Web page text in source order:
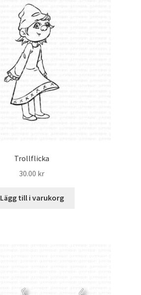
Trollflicka
30.00 kr
Lägg till i varukorg